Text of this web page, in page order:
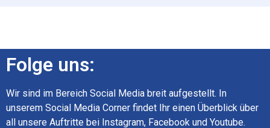
Folge uns:
Wir sind im Bereich Social Media breit aufgestellt. In
unserem Social Media Corner findet Ihr einen Überblick über
all unsere Auftritte bei Instagram, Facebook und Youtube.